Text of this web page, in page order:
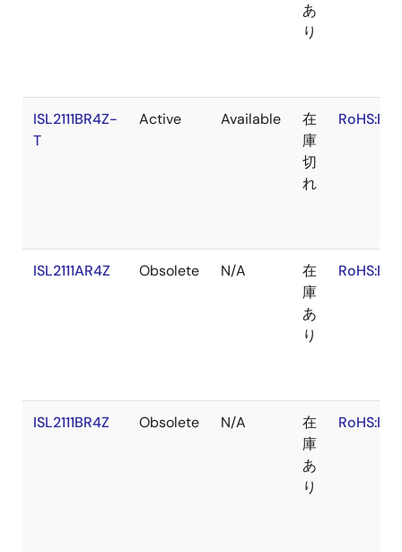
あ
り
ISL2111BR4Z-
T
Active Available
在
庫
切
れ
RoHS:EN
ISL2111AR4Z Obsolete N/A
在
庫
あ
り
RoHS:EN
ISL2111BR4Z Obsolete N/A
在
庫
あ
り
RoHS:EN